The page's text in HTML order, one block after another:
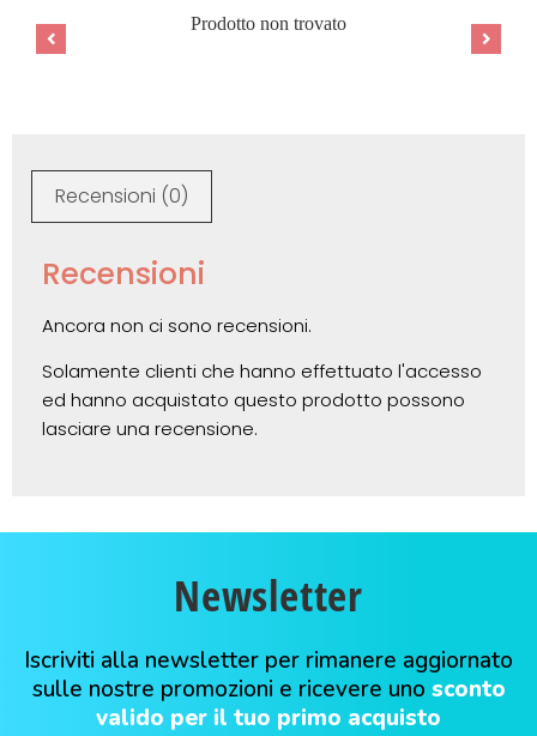
Prodotto non trovato
Recensioni (0)
Recensioni
Ancora non ci sono recensioni.
Solamente clienti che hanno effettuato l'accesso
ed hanno acquistato questo prodotto possono
lasciare una recensione.
Newsletter
Iscriviti alla newsletter per rimanere aggiornato
sulle nostre promozioni e ricevere uno sconto
valido per il tuo primo acquisto